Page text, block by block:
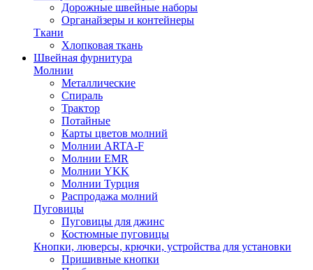
Дорожные швейные наборы
Органайзеры и контейнеры
Ткани
Хлопковая ткань
Швейная фурнитура
Молнии
Металлические
Спираль
Трактор
Потайные
Карты цветов молний
Молнии ARTA-F
Молнии EMR
Молнии YKK
Молнии Турция
Распродажа молний
Пуговицы
Пуговицы для джинс
Костюмные пуговицы
Кнопки, люверсы, крючки, устройства для установки
Пришивные кнопки